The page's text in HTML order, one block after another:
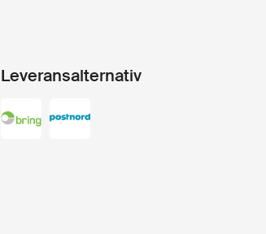
Leveransalternativ